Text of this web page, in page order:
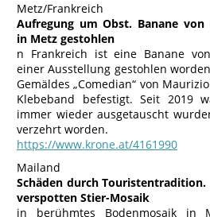
Metz/Frankreich
Aufregung um Obst. Banane von
in Metz gestohlen
n Frankreich ist eine Banane
einer Ausstellung gestohlen
Gemäldes „Comedian“ von
Klebeband befestigt. Seit 2019
immer wieder ausgetauscht
verzehrt worden.
https://www.krone.at/4161990
Mailand
Schäden durch
verspotten Stier-Mosaik
in berühmtes Bodenmosaik in